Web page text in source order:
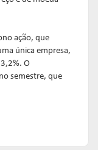
ação, que
única empresa,
O
semestre, que